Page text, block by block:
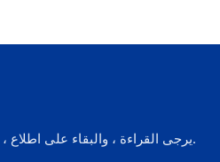
يرجى القراءة ، والبقاء على اطلاع ، والاشتراك ، ونحن نرحب بك لنقول لنا ما هو رأيك.